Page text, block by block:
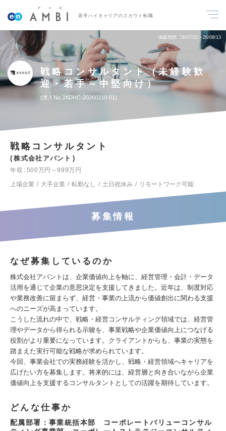
若手ハイキャリアのスカウト転職
掲載期間 26/07/31～26/08/13
戦略コンサルタント（未経験歓
迎・若手～中堅向け）
求人No.JADHC-20260210-01
戦略コンサルタント
株式会社アバント
年収
500万円～999万円
上場企業
大手企業 転勤なし 土日祝休み リモートワーク可能
募集情報
なぜ募集しているのか
株式会社アバントは、企業価値向上を軸に、経営管理・会計・データ
活用を通じて企業の意思決定を支援してきました。近年は、制度対応
や業務改善に留まらず、経営・事業の上流から価値創出に関わる支援
へのニーズが高まっています。
こうした流れの中で、戦略・経営コンサルティング領域では、経営管
理やデータから得られる示唆を、事業戦略や企業価値向上につなげる
役割がより重要になっています。クライアントからも、事業の実態を
踏まえた実行可能な戦略が求められています。
今回、事業会社での実務経験を活かし、戦略・経営領域へキャリアを
広げたい方を募集します。将来的には、経営層と向き合いながら企業
価値向上を支援するコンサルタントとしての活躍を期待しています。
どんな仕事か
配属部署：事業統括本部 コーポレートバリューコンサル